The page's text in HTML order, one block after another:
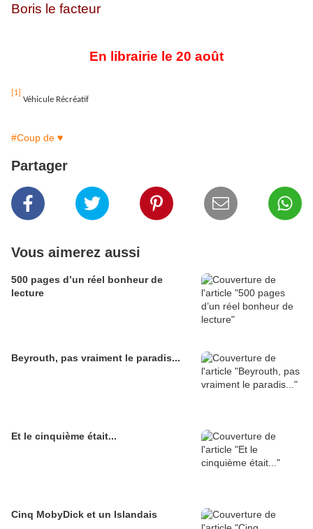
Boris le facteur
En librairie le 20 août
[1]
Véhicule Récréatif
#Coup de ♥
Partager
Vous aimerez aussi
500 pages d’un réel bonheur de
lecture
Beyrouth, pas vraiment le paradis...
Et le cinquième était...
Cinq MobyDick et un Islandais